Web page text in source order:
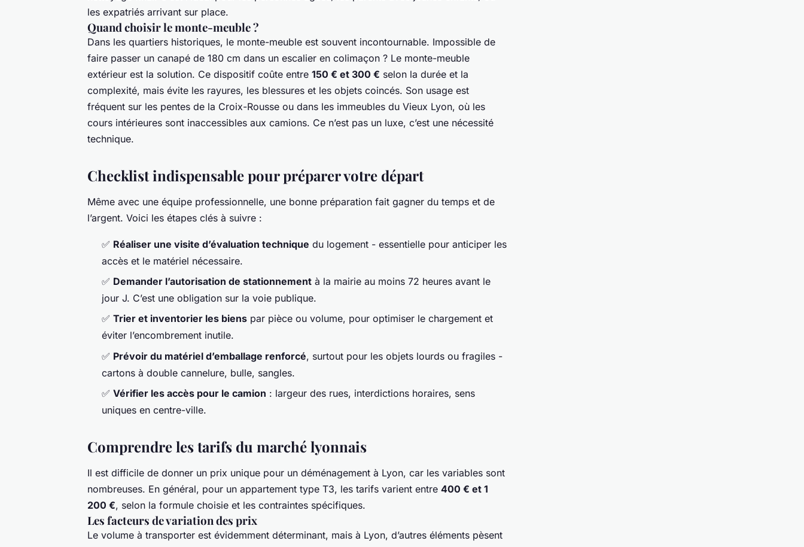
les expatriés arrivant sur place.
Quand choisir le monte-meuble ?
Dans les quartiers historiques, le monte-meuble est souvent incontournable. Impossible de
faire passer un canapé de 180 cm dans un escalier en colimaçon ? Le monte-meuble
extérieur est la solution. Ce dispositif coûte entre 150 € et 300 € selon la durée et la
complexité, mais évite les rayures, les blessures et les objets coincés. Son usage est
fréquent sur les pentes de la Croix-Rousse ou dans les immeubles du Vieux Lyon, où les
cours intérieures sont inaccessibles aux camions. Ce n’est pas un luxe, c’est une nécessité
technique.
Checklist indispensable pour préparer votre départ
Même avec une équipe professionnelle, une bonne préparation fait gagner du temps et de
l’argent. Voici les étapes clés à suivre :
✅ Réaliser une visite d’évaluation technique du logement - essentielle pour anticiper les
accès et le matériel nécessaire.
✅ Demander l’autorisation de stationnement à la mairie au moins 72 heures avant le
jour J. C’est une obligation sur la voie publique.
✅ Trier et inventorier les biens par pièce ou volume, pour optimiser le chargement et
éviter l’encombrement inutile.
✅ Prévoir du matériel d’emballage renforcé, surtout pour les objets lourds ou fragiles -
cartons à double cannelure, bulle, sangles.
✅ Vérifier les accès pour le camion : largeur des rues, interdictions horaires, sens
uniques en centre-ville.
Comprendre les tarifs du marché lyonnais
Il est difficile de donner un prix unique pour un déménagement à Lyon, car les variables sont
nombreuses. En général, pour un appartement type T3, les tarifs varient entre 400 € et 1
200 €, selon la formule choisie et les contraintes spécifiques.
Les facteurs de variation des prix
Le volume à transporter est évidemment déterminant, mais à Lyon, d’autres éléments pèsent